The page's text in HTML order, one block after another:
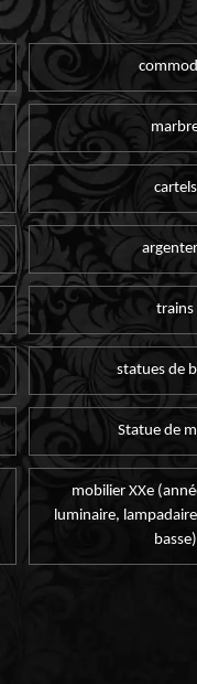
cartels
trains
statues de
Statue de
mobilier XXe
luminaire,
basse)